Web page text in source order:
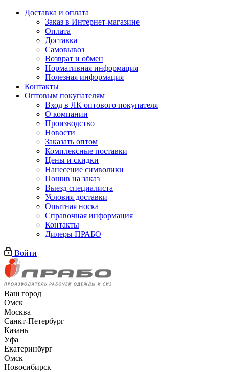
Доставка и оплата
Заказ в Интернет-магазине
Оплата
Доставка
Самовывоз
Возврат и обмен
Нормативная информация
Полезная информация
Контакты
Оптовым покупателям
Вход в ЛК оптового покупателя
О компании
Производство
Новости
Заказать оптом
Комплексные поставки
Цены и скидки
Нанесение символики
Пошив на заказ
Выезд специалиста
Условия доставки
Опытная носка
Справочная информация
Контакты
Дилеры ПРАБО
Войти
Ваш город
Омск
Москва
Санкт-Петербург
Казань
Уфа
Екатеринбург
Омск
Новосибирск